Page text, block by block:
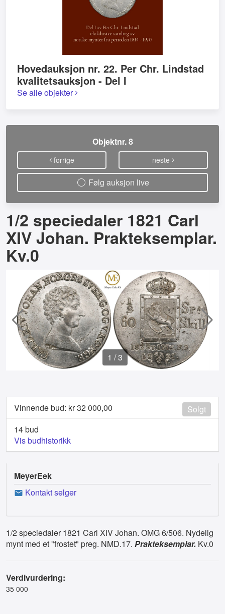
Hovedauksjon nr. 22. Per Chr. Lindstad
kvalitetsauksjon - Del I
Se alle objekter
Objektnr. 8
forrige neste
Følg auksjon live
1/2 speciedaler 1821 Carl
XIV Johan. Prakteksemplar.
Kv.0
1 /3
Solgt
Vinnende bud: kr32 000,00
14 bud
Vis budhistorikk
MeyerEek
Kontakt selger
1/2 speciedaler 1821 Carl XIV Johan. OMG 6/506. Nydelig
mynt med et "frostet" preg. NMD.17. Prakteksemplar. Kv.0
Verdivurdering:
35 000